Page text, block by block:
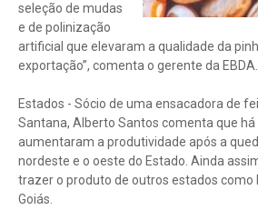
seleção de mudas
e de polinização
artificial que elevaram a qualidade da
exportação”, comenta o gerente da EBDA.
Estados - Sócio de uma ensacadora de
Santana, Alberto Santos comenta que
aumentaram a produtividade após a
nordeste e o oeste do Estado. Ainda
trazer o produto de outros estados como
Goiás.